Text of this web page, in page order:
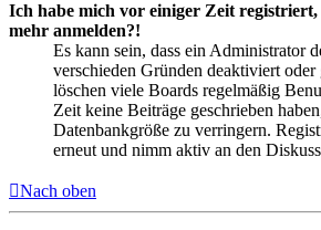
Ich habe mich vor einiger Zeit
mehr anmelden?!
Es kann sein, dass ein Administrator
verschieden Gründen deaktiviert
löschen viele Boards regelmäßig
Zeit keine Beiträge geschrieben
Datenbankgröße zu verringern.
erneut und nimm aktiv an den
Nach oben